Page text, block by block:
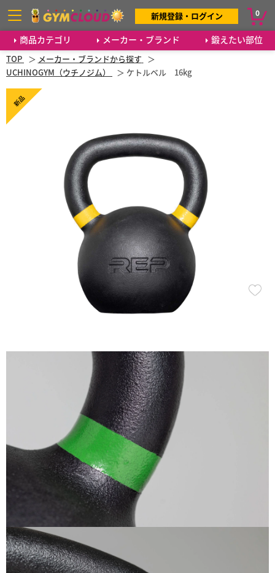
商品カテゴリ メーカー・ブランド 鍛えたい部位
新規登録・ログイン 0
TOP
メーカー・ブランドから探す
UCHINOGYM（ウチノジム）
ケトルベル 16kg
新品